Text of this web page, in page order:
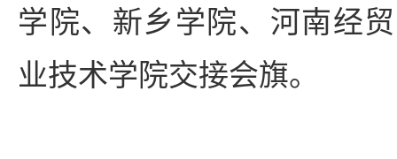
学院、新乡学院、河南经
业技术学院交接会旗。